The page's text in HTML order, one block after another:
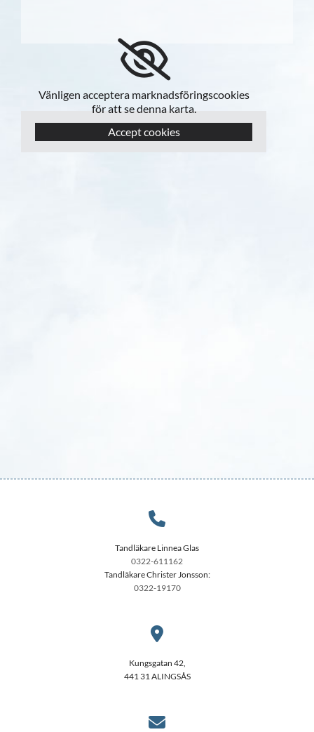
Vänligen acceptera marknadsföringscookies
för att se denna karta.
Accept cookies

Tandläkare Linnea Glas
0322-611162
Tandläkare Christer Jonsson:
0322-19170

Kungsgatan 42,
441 31 ALINGSÅS
